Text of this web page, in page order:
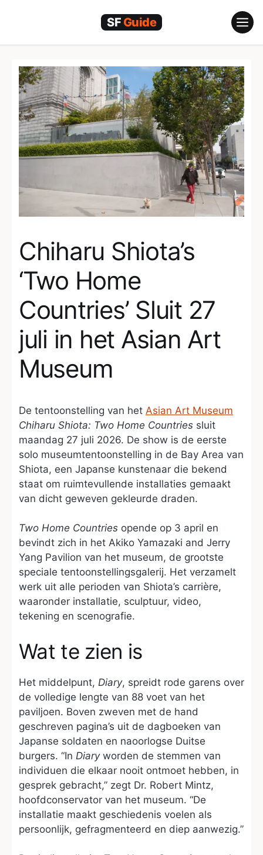
Chiharu Shiota’s
‘Two Home
Countries’ Sluit 27
juli in het Asian Art
Museum
De tentoonstelling van het Asian Art Museum
Chiharu Shiota: Two Home Countries sluit
maandag 27 juli 2026. De show is de eerste
solo museumtentoonstelling in de Bay Area van
Shiota, een Japanse kunstenaar die bekend
staat om ruimtevullende installaties gemaakt
van dicht geweven gekleurde draden.
Two Home Countries opende op 3 april en
bevindt zich in het Akiko Yamazaki and Jerry
Yang Pavilion van het museum, de grootste
speciale tentoonstellingsgalerij. Het verzamelt
werk uit alle perioden van Shiota’s carrière,
waaronder installatie, sculptuur, video,
tekening en scenografie.
Wat te zien is
Het middelpunt, Diary, spreidt rode garens over
de volledige lengte van 88 voet van het
paviljoen. Boven zweven met de hand
geschreven pagina’s uit de dagboeken van
Japanse soldaten en naoorlogse Duitse
burgers. “In Diaryworden de stemmen van
individuen die elkaar nooit ontmoet hebben, in
gesprek gebracht,” zegt Dr. Robert Mintz,
hoofdconservator van het museum. “De
installatie maakt geschiedenis voelen als
persoonlijk, gefragmenteerd en diep aanwezig.”